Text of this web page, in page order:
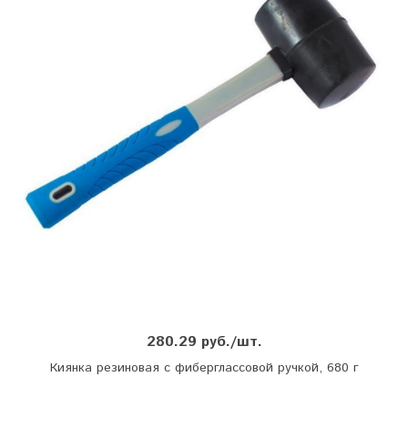
280.29 руб./шт.
Киянка резиновая с фиберглассовой ручкой, 680 г